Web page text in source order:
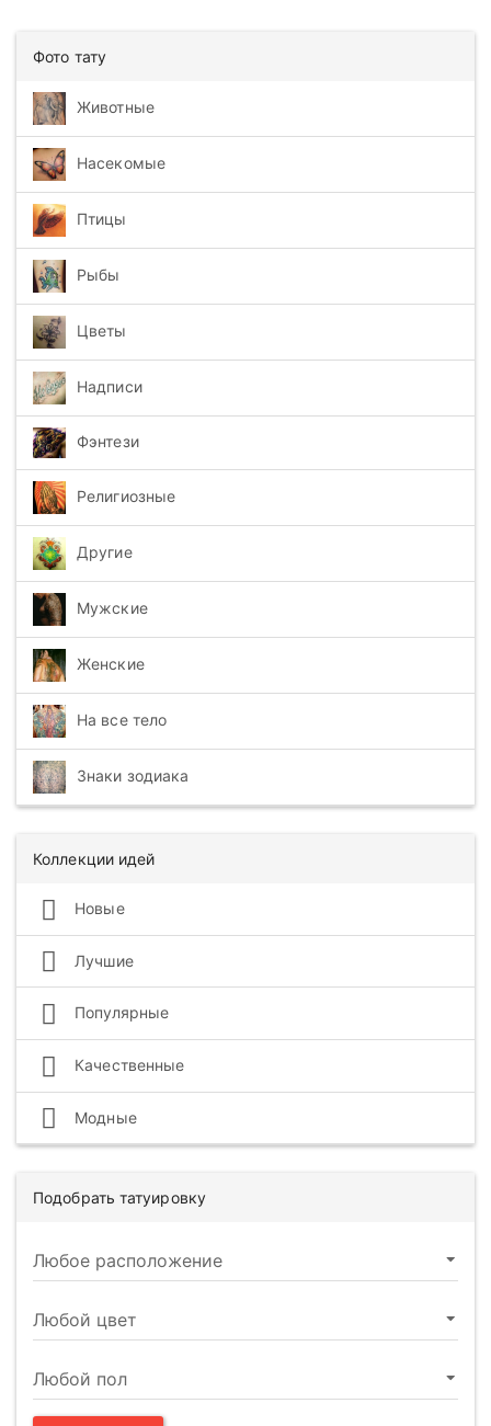
Фото тату
Животные
Насекомые
Птицы
Рыбы
Цветы
Надписи
Фэнтези
Религиозные
Другие
Мужские
Женские
На все тело
Знаки зодиака
Коллекции идей
Новые
Лучшие
Популярные
Качественные
Модные
Подобрать татуировку